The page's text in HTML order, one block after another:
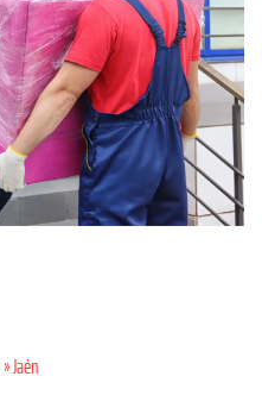
» Jaén